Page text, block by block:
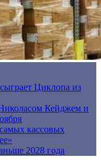
Циклопа из
Кейджем и
кассовых
2028 года